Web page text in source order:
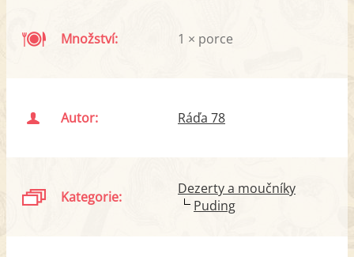
Množství: 1 × porce
Autor: Ráďa 78
Kategorie:
Dezerty a moučníky
Puding